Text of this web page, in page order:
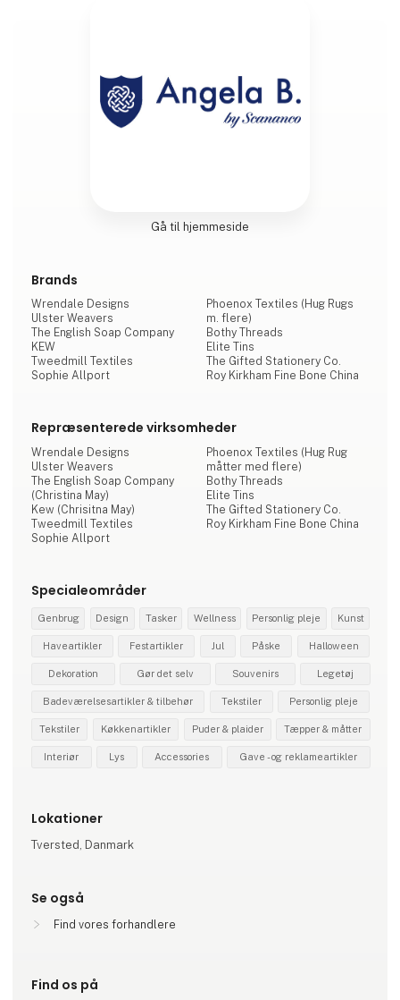
Gå til hjemmeside
Brands
Wrendale Designs
Ulster Weavers
The English Soap Company
KEW
Tweedmill Textiles
Sophie Allport
Phoenox Textiles (Hug Rugs
m. flere)
Bothy Threads
Elite Tins
The Gifted Stationery Co.
Roy Kirkham Fine Bone China
Repræsenterede virksomheder
Wrendale Designs
Ulster Weavers
The English Soap Company
(Christina May)
Kew (Chrisitna May)
Tweedmill Textiles
Sophie Allport
Phoenox Textiles (Hug Rug
måtter med flere)
Bothy Threads
Elite Tins
The Gifted Stationery Co.
Roy Kirkham Fine Bone China
Specialeområder
Genbrug Design Tasker Wellness Personlig pleje Kunst
Haveartikler Festartikler Jul Påske Halloween
Dekoration Gør det selv Souvenirs Legetøj
Badeværelsesartikler & tilbehør Tekstiler Personlig pleje
Tekstiler Køkkenartikler Puder & plaider Tæpper & måtter
Interiør Lys Accessories Gave - og reklameartikler
Lokationer
Tversted, Danmark
Se også
Find vores forhandlere
Find os på